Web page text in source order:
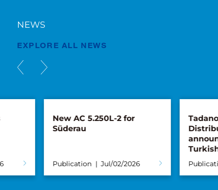
NEWS
EXPLORE ALL NEWS
New AC 5.250L-2 for
Süderau
Publication Jul/02/2026
Tadano,
Distribution
announce
Turkish
Publication